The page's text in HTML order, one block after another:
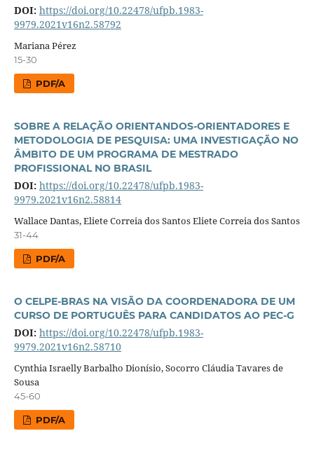
DOI: https://doi.org/10.22478/ufpb.1983-
9979.2021v16n2.58792
Mariana Pérez
15-30
PDF/A
SOBRE A RELAÇÃO ORIENTANDOS-ORIENTADORES E
METODOLOGIA DE PESQUISA: UMA INVESTIGAÇÃO NO
ÂMBITO DE UM PROGRAMA DE MESTRADO
PROFISSIONAL NO BRASIL
DOI: https://doi.org/10.22478/ufpb.1983-
9979.2021v16n2.58814
Wallace Dantas, Eliete Correia dos Santos Eliete Correia dos Santos
31-44
PDF/A
O CELPE-BRAS NA VISÃO DA COORDENADORA DE UM
CURSO DE PORTUGUÊS PARA CANDIDATOS AO PEC-G
DOI: https://doi.org/10.22478/ufpb.1983-
9979.2021v16n2.58710
Cynthia Israelly Barbalho Dionísio, Socorro Cláudia Tavares de
Sousa
45-60
PDF/A